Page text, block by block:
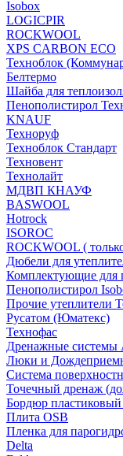
Isobox
LOGICPIR
ROCKWOOL
XPS CARBON ECO
Техноблок
Белтермо
Шайба для
Пенополистирол
KNАUF
Технoруф
Техноблок Стандарт
Техновент
Технолайт
МДВП КНАУФ
BASWOOL
Hotrock
ISOROC
ROCKWOOL (
Дюбели для
Комплектующие для
Пенополистирол
Прочие утеплители
Русатом (Юматекс)
Технофас
Дренажные системы
Люки и
Система
Точечный дренаж
Бордюр
Плита OSB
Пленка для
Delta